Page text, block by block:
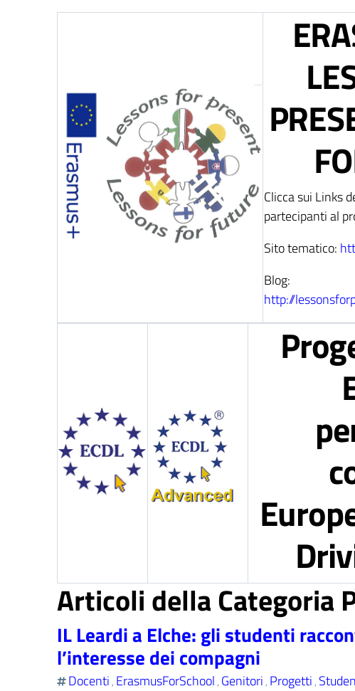
Clicca sui Links
partecipanti al
Sito tematico:
Blog:
http://
Articoli della Categoria
IL Leardi a Elche: gli studenti
l’interesse dei compagni
Docenti, ErasmusForSchool, Genitori, Progetti,